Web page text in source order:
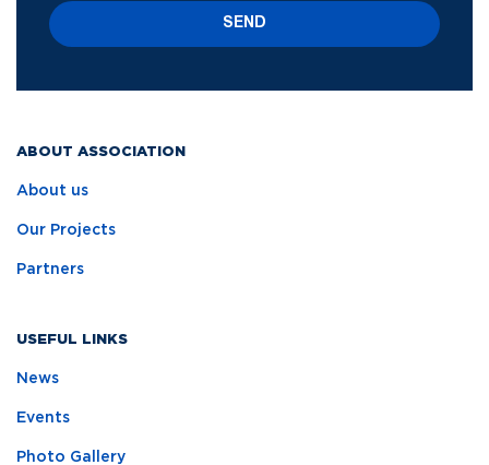
ABOUT ASSOCIATION
About us
Our Projects
Partners
USEFUL LINKS
News
Events
Photo Gallery
SEND